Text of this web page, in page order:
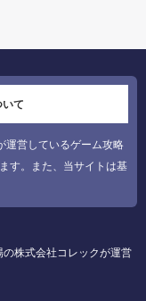
て
運営しているゲーム攻略
す。また、当サイトは基
株式会社コレックが運営